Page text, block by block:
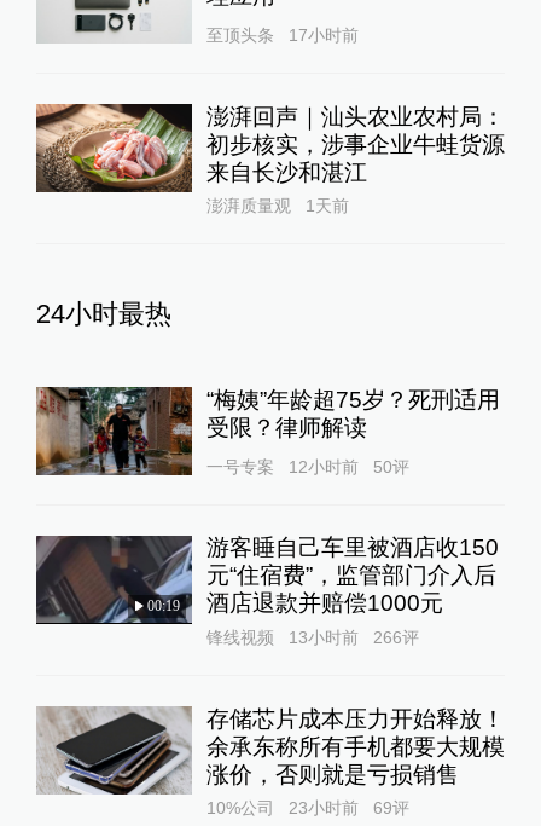
至顶头条 17小时前
澎湃回声｜汕头农业农村局：
初步核实，涉事企业牛蛙货源
来自长沙和湛江
澎湃质量观 1天前
24小时最热
“梅姨”年龄超75岁？死刑适用
受限？律师解读
一号专案 12小时前 50评
00:19
游客睡自己车里被酒店收150
元“住宿费”，监管部门介入后
酒店退款并赔偿1000元
锋线视频 13小时前 266评
存储芯片成本压力开始释放！
余承东称所有手机都要大规模
涨价，否则就是亏损销售
10%公司 23小时前 69评